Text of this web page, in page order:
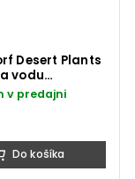
Desert Plants
vodu
kvet ružový
v predajni
Do košíka